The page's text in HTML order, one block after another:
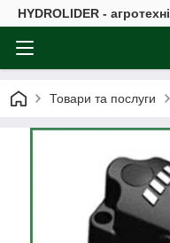
HYDROLIDER -
Товари та послуги